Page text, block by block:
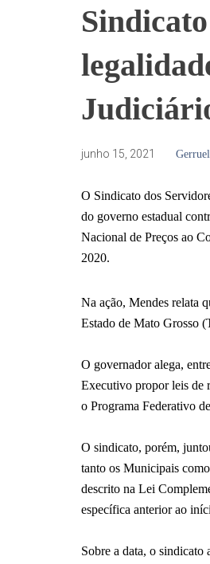
junho 15, 2021
O Sindicato dos
do governo estadual
Nacional de Preços ao
2020.
Na ação, Mendes relata
Estado de Mato Grosso
O governador alega,
Executivo propor leis de
o Programa Federativo
O sindicato, porém,
tanto os Municipais
descrito na Lei
específica anterior ao
Sobre a data, o